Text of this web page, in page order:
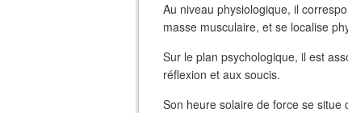
Au niveau physiologique, il
masse musculaire, et se localise
Sur le plan psychologique, il est
réflexion et aux soucis.
Son heure solaire de force se